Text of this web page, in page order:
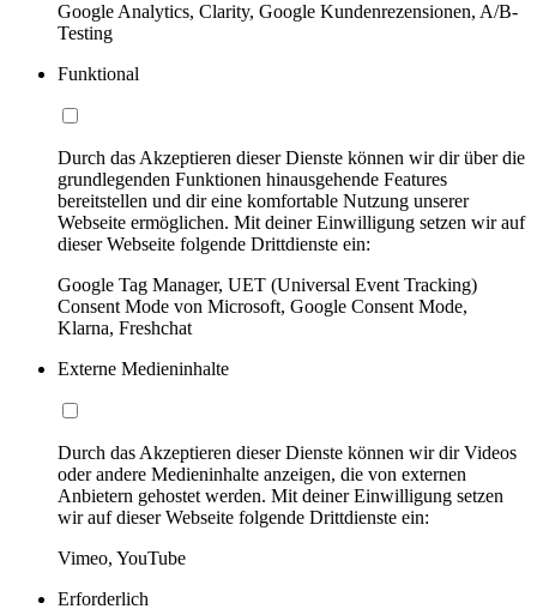
Google Analytics, Clarity, Google Kundenrezensionen, A/B-
Testing
Funktional
Durch das Akzeptieren dieser Dienste können wir dir über die
grundlegenden Funktionen hinausgehende Features
bereitstellen und dir eine komfortable Nutzung unserer
Webseite ermöglichen. Mit deiner Einwilligung setzen wir auf
dieser Webseite folgende Drittdienste ein:
Google Tag Manager, UET (Universal Event Tracking)
Consent Mode von Microsoft, Google Consent Mode,
Klarna, Freshchat
Externe Medieninhalte
Durch das Akzeptieren dieser Dienste können wir dir Videos
oder andere Medieninhalte anzeigen, die von externen
Anbietern gehostet werden. Mit deiner Einwilligung setzen
wir auf dieser Webseite folgende Drittdienste ein:
Vimeo, YouTube
Erforderlich